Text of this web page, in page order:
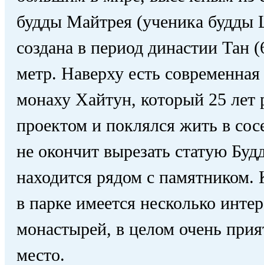
будды Майтрея (ученика
создана в период династии Тан
метр. Наверху есть
монаху Хайтун, который 25 лет
проектом и поклялся жить в
не окончит вырезать статую
находится рядом с
в парке имеется несколько
монастырей, в целом очень
место.